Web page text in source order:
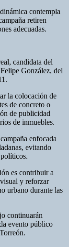
contempla
retiren
adecuadas.
candidata del
González, del
la colocación de
de concreto o
de publicidad
de inmuebles.
enfocada
evitando
es contribuir a
y reforzar
urbano durante las
continuarán
evento público